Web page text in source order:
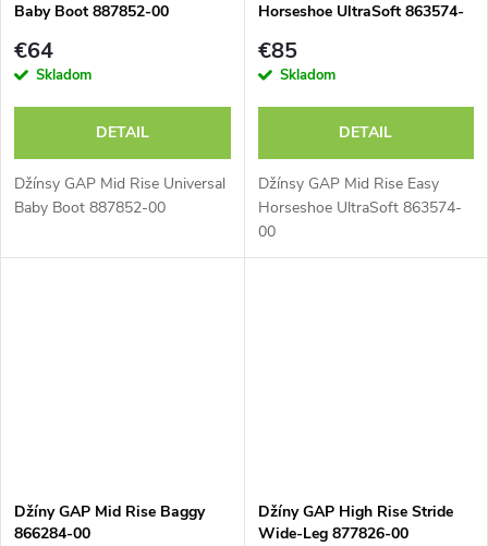
Baby Boot 887852-00
€64
Skladom
DETAIL
Džínsy GAP Mid Rise Universal
Baby Boot 887852-00
Horseshoe UltraSoft 863574-
€85
Skladom
DETAIL
Džínsy GAP Mid Rise Easy
Horseshoe UltraSoft 863574-
00
Džíny GAP Mid Rise Baggy
866284-00
Džíny GAP High Rise Stride
Wide-Leg 877826-00